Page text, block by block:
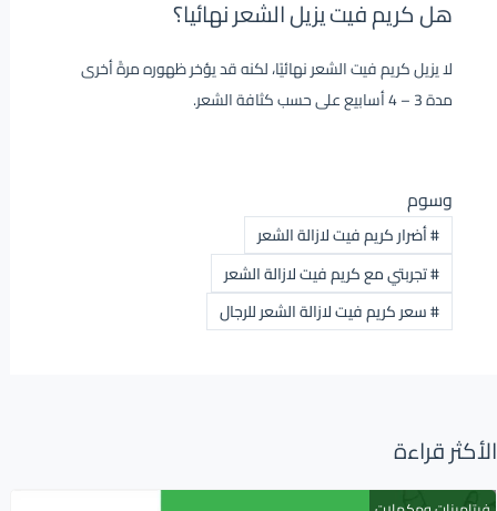
هل كريم فيت يزيل الشعر نهائيا؟
لا يزيل كريم فيت الشعر نهائيًا، لكنه قد يؤخر ظهوره مرةً أخرى
مدة 3 – 4 أسابيع على حسب كثافة الشعر.
وسوم
#أضرار كريم فيت لازالة الشعر
#تجربتي مع كريم فيت لازالة الشعر
#سعر كريم فيت لازالة الشعر للرجال
الأكثر قراءة